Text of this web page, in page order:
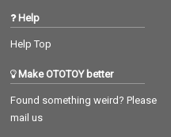
Help
Help Top
Make OTOTOY better
Found something weird? Please
mail us